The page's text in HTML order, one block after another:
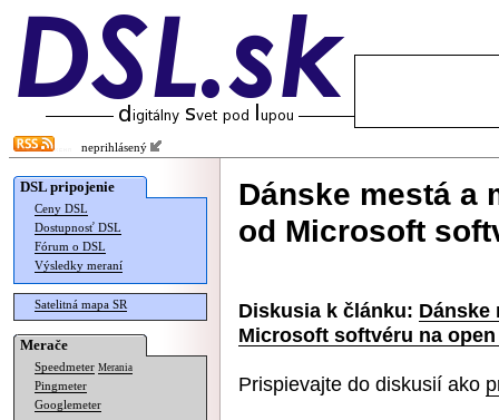
neprihlásený
DSL pripojenie
Ceny DSL
Dostupnosť DSL
Fórum o DSL
Výsledky meraní
Satelitná mapa SR
Merače
Speedmeter Merania
Pingmeter
Googlemeter
Dánske mestá a
od Microsoft
Diskusia k článku: Dánske
Microsoft softvéru na
Prispievajte do diskusií ako